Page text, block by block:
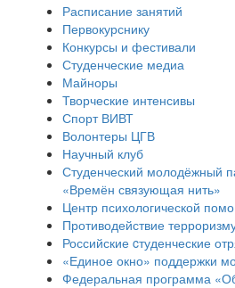
Расписание занятий
Первокурснику
Конкурсы и фестивали
Студенческие медиа
Майноры
Творческие интенсивы
Спорт ВИВТ
Волонтеры ЦГВ
Научный клуб
Студенческий молодёжный
«Времён связующая нить»
Центр психологической
Противодействие
Российские cтуденческие
«Единое окно» поддержки
Федеральная программа